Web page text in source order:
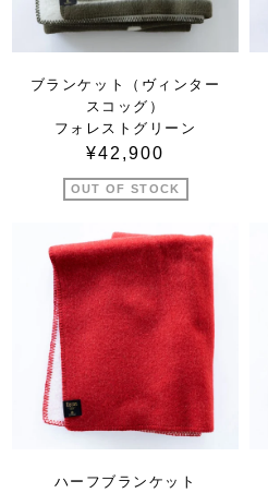
ブランケット（ヴィンター
スコッグ）
フォレストグリーン
¥42,900
OUT OF STOCK
ハーフブランケット